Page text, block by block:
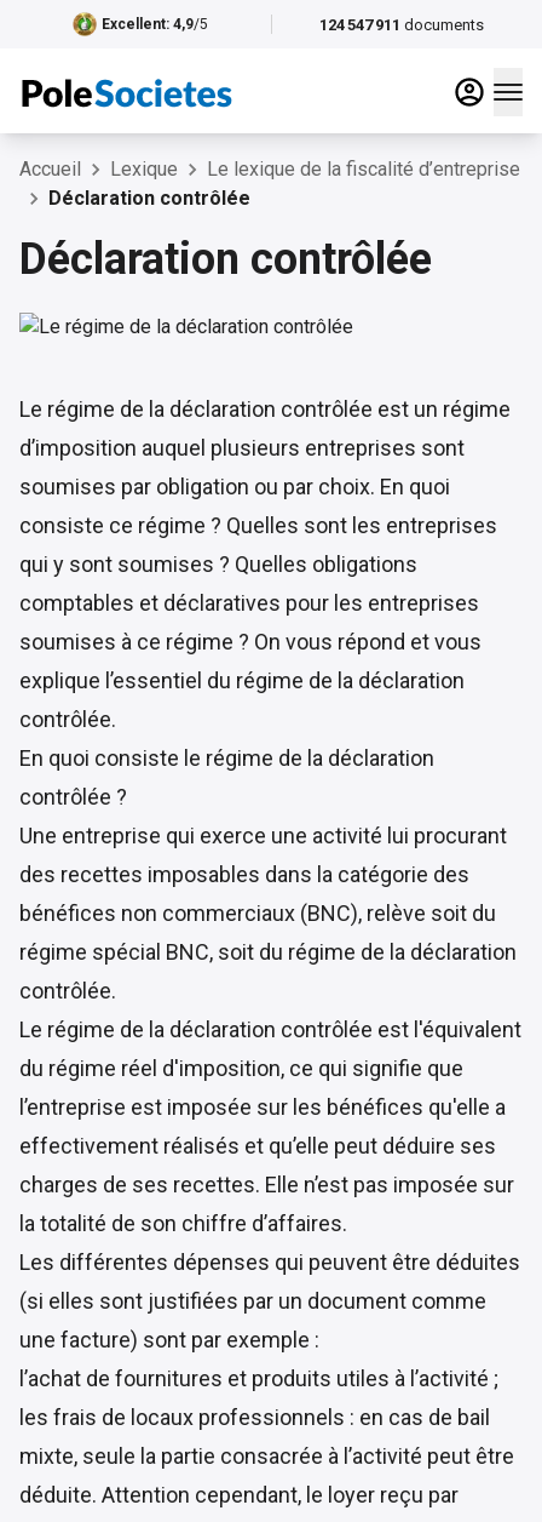
124 547 911 documents
Excellent: 4,9/5
Accueil Lexique
Le lexique de la fiscalité d’entreprise
Déclaration contrôlée
Déclaration contrôlée
Le régime de la déclaration contrôlée est un régime
d’imposition auquel plusieurs entreprises sont
soumises par obligation ou par choix. En quoi
consiste ce régime ? Quelles sont les entreprises
qui y sont soumises ? Quelles obligations
comptables et déclaratives pour les entreprises
soumises à ce régime ? On vous répond et vous
explique l’essentiel du régime de la déclaration
contrôlée.
En quoi consiste le régime de la déclaration
contrôlée ?
Une entreprise qui exerce une activité lui procurant
des recettes imposables dans la catégorie des
bénéfices non commerciaux (BNC), relève soit du
régime spécial BNC, soit du régime de la déclaration
contrôlée.
Le régime de la déclaration contrôlée est l'équivalent
du régime réel d'imposition, ce qui signifie que
l’entreprise est imposée sur les bénéfices qu'elle a
effectivement réalisés et qu’elle peut déduire ses
charges de ses recettes. Elle n’est pas imposée sur
la totalité de son chiffre d’affaires.
Les différentes dépenses qui peuvent être déduites
(si elles sont justifiées par un document comme
une facture) sont par exemple :
l’achat de fournitures et produits utiles à l’activité ;
les frais de locaux professionnels : en cas de bail
mixte, seule la partie consacrée à l’activité peut être
déduite. Attention cependant, le loyer reçu par